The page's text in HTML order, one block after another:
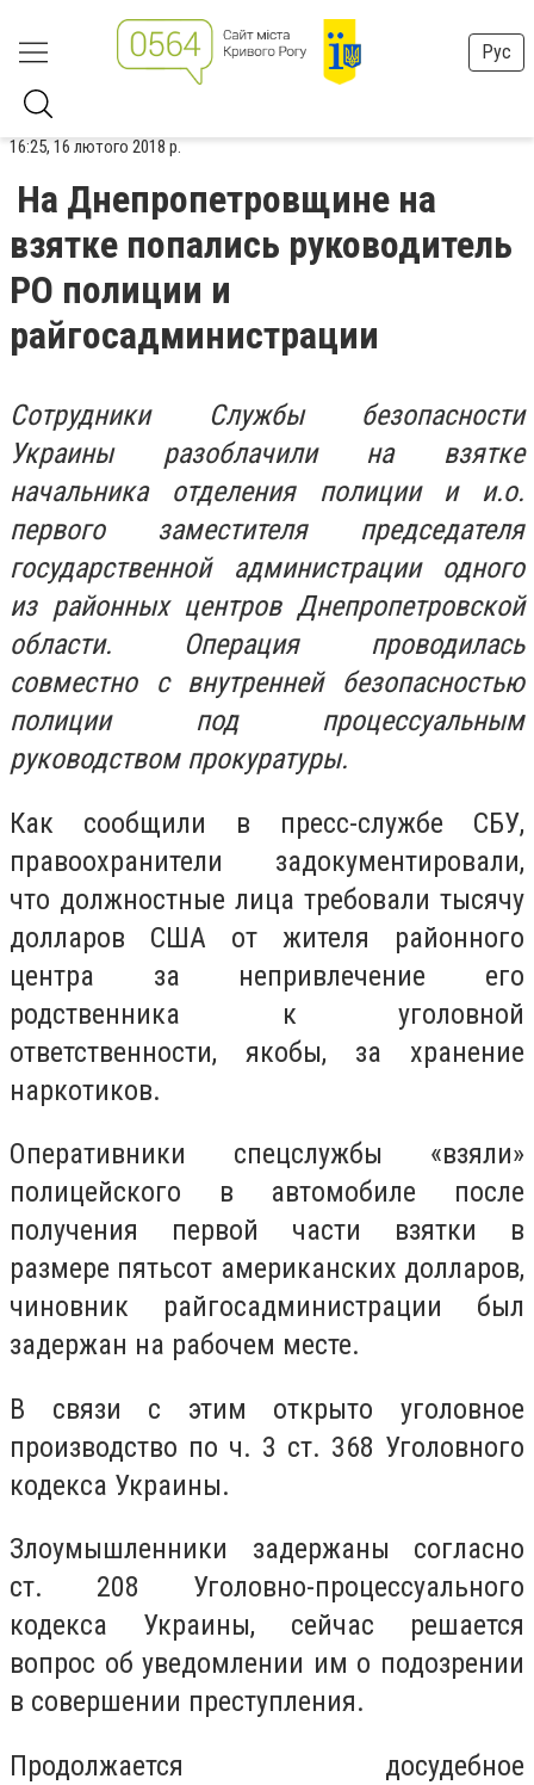
Рус
16:25, 16 лютого 2018 р.
На Днепропетровщине на
взятке попались руководитель
РО полиции и
райгосадминистрации
Сотрудники Службы безопасности
Украины разоблачили на взятке
начальника отделения полиции и и.о.
первого заместителя председателя
государственной администрации одного
из районных центров Днепропетровской
области. Операция проводилась
совместно с внутренней безопасностью
полиции под процессуальным
руководством прокуратуры.
Как сообщили в пресс-службе СБУ,
правоохранители задокументировали,
что должностные лица требовали тысячу
долларов США от жителя районного
центра за непривлечение его
родственника к уголовной
ответственности, якобы, за хранение
наркотиков.
Оперативники спецслужбы «взяли»
полицейского в автомобиле после
получения первой части взятки в
размере пятьсот американских долларов,
чиновник райгосадминистрации был
задержан на рабочем месте.
В связи с этим открыто уголовное
производство по ч. 3 ст. 368 Уголовного
кодекса Украины.
Злоумышленники задержаны согласно
ст. 208 Уголовно-процессуального
кодекса Украины, сейчас решается
вопрос об уведомлении им о подозрении
в совершении преступления.
Продолжается досудебное